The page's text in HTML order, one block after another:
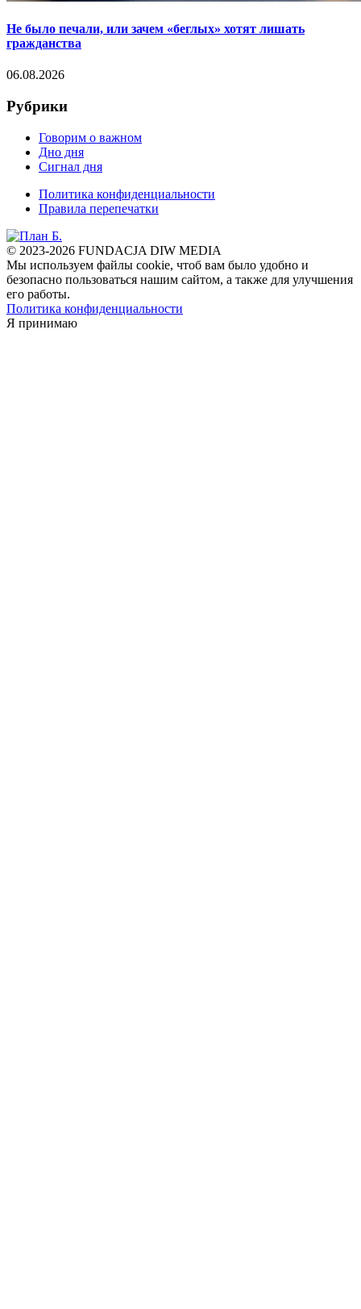
Не было печали, или зачем «беглых» хотят лишать
гражданства
06.08.2026
Рубрики
Говорим о важном
Дно дня
Сигнал дня
Политика конфиденциальности
Правила перепечатки
© 2023-2026 FUNDACJA DIW MEDIA
Мы используем файлы cookie, чтоб вам было удобно и
безопасно пользоваться нашим сайтом, а также для улучшения
его работы.
Политика конфиденциальности
Я принимаю